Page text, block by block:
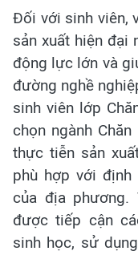
Đối với sinh viên,
sản xuất hiện đại
động lực lớn và
đường nghề
sinh viên lớp
chọn ngành
thực tiễn sản
phù hợp với định
của địa phương.
được tiếp cận
sinh học, sử